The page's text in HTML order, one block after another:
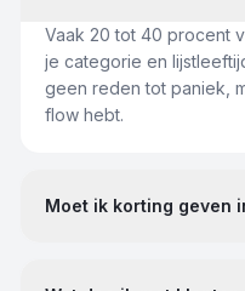
Vaak 20 tot 40 procent
je categorie en
geen reden tot paniek,
flow hebt.
Moet ik korting geven